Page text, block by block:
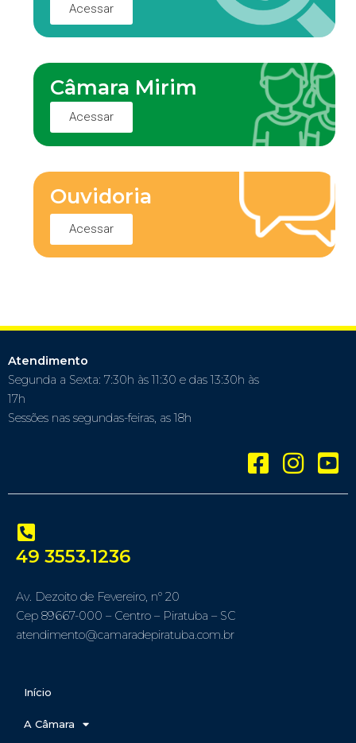
Acessar
Câmara Mirim
Acessar
Ouvidoria
Acessar
Atendimento
Segunda a Sexta: 7:30h às 11:30 e das 13:30h às
17h
Sessões nas segundas-feiras, as 18h
49 3553.1236
Av. Dezoito de Fevereiro, nº 20
Cep 89667-000 – Centro – Piratuba – SC
atendimento@camaradepiratuba.com.br
Início
A Câmara